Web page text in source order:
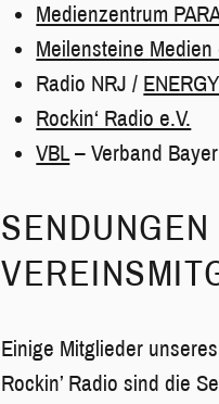
Medienzentrum
Meilensteine Medien
Radio NRJ /
Rockin‘ Radio e.V.
VBL– Verband
Einige Mitglieder
Rockin’ Radio sind die